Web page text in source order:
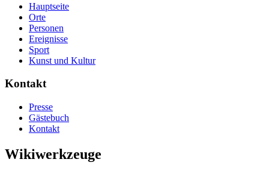
Hauptseite
Orte
Personen
Ereignisse
Sport
Kunst und Kultur
Kontakt
Presse
Gästebuch
Kontakt
Wikiwerkzeuge